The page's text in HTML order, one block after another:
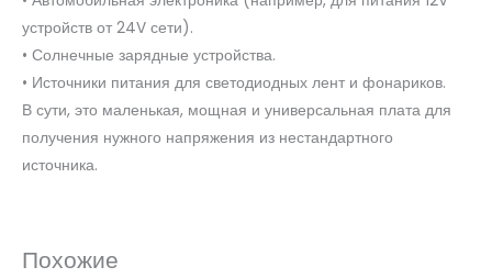
устройств от 24V сети).
• Солнечные зарядные устройства.
• Источники питания для светодиодных лент и фонариков.
В сути, это маленькая, мощная и универсальная плата для
получения нужного напряжения из нестандартного
источника.
Похожие